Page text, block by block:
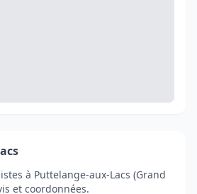
à Puttelange-aux-Lacs (Grand
et coordonnées.